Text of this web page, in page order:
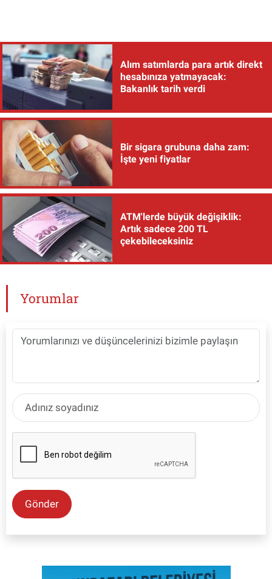
Alım satımlarda para artık direkt
hesabınıza yatmayacak:
Bakanlık tarih verdi
Bir sigara grubuna daha zam:
İşte yeni fiyatlar
ATM'lerde büyük değişiklik:
Artık sadece 200 TL
çekebileceksiniz
Yorumlar
Gönder